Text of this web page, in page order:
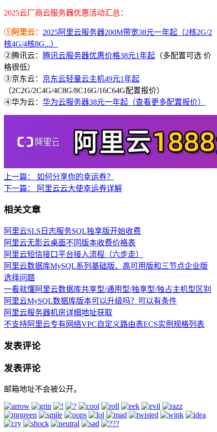
2025云厂商云服务器优惠活动汇总：
①阿里云： 2025阿里云服务器200M带宽38元一年起（2核2G/2
核4G/4核8G...）
②腾讯云： 腾讯云服务器优惠价格38元1年起 （多配置可选 价
格很低）
③京东云： 京东云轻量云主机49元1年起
（2C2G/2C4G/4C8G/8C16G/16C64G配置报价）
④华为云： 华为云服务器38元一年起（查看更多配置报价）
上一篇：
如何分享你的幸运券？
下一篇：
阿里云云大使幸运券详解
相关文章
阿里云SLS日志服务SQL独享版开始收费
阿里云无影云桌面不同版本收费价格表
阿里云短信接口平台接入流程（六步走）
阿里云数据库MySQL系列基础版、高可用版和三节点企业版
选择问题
一看就懂阿里云数据库共享型/通用型/独享型/独占主机型区别
阿里云MySQL数据库版本可以升级吗？可以有条件
阿里云服务器机房详细地址获取
不支持阿里云专有网络VPC自定义路由表ECS实例规格列表
发表评论
发表评论
邮箱地址不会被公开。